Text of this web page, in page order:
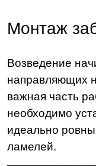
Монтаж
Возведение
направляющих
важная часть
необходимо
идеально
ламелей.